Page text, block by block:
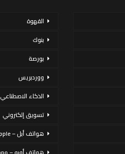
القهوة
بنوك
بورصة
ووردبريس
الذكاء الاصطناعي
تسويق إلكتروني
هواتف أبل – Apple